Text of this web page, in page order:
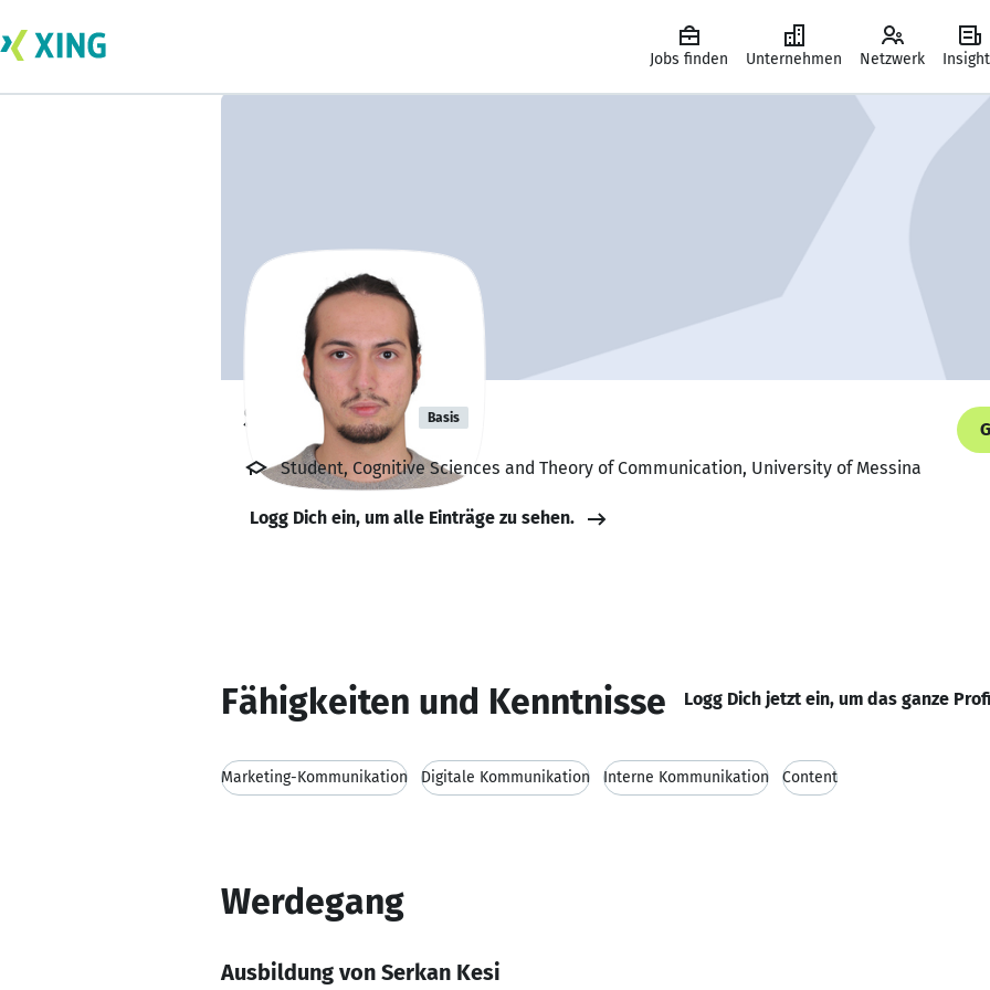
Jobs finden Unternehmen Netzwerk
Serkan Kesi Basis
Student, Cognitive Sciences and Theory of Communication, University of Messina
Logg Dich ein, um alle Einträge zu sehen.
Fähigkeiten und Kenntnisse Logg Dich jetzt ein, um das ganze
Marketing-Kommunikation Digitale Kommunikation Interne Kommunikation Content
Werdegang
Ausbildung von Serkan Kesi